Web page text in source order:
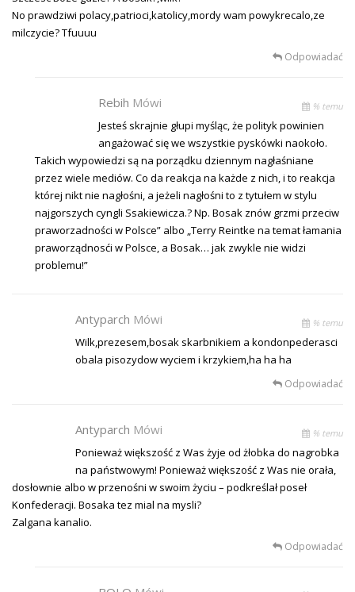
No prawdziwi polacy,patrioci,katolicy,mordy wam powykrecalo,ze
milczycie? Tfuuuu
Odpowiadać
Rebih Mówi % temu
Jesteś skrajnie głupi myśląc, że polityk powinien
angażować się we wszystkie pyskówki naokoło.
Takich wypowiedzi są na porządku dziennym nagłaśniane
przez wiele mediów. Co da reakcja na każde z nich, i to reakcja
której nikt nie nagłośni, a jeżeli nagłośni to z tytułem w stylu
najgorszych cyngli Ssakiewicza.? Np. Bosak znów grzmi przeciw
praworzadności w Polsce” albo „Terry Reintke na temat łamania
praworządnosći w Polsce, a Bosak… jak zwykle nie widzi
problemu!”
Antyparch Mówi % temu
Wilk,prezesem,bosak skarbnikiem a kondonpederasci
obala pisozydow wyciem i krzykiem,ha ha ha
Odpowiadać
Antyparch Mówi % temu
Ponieważ większość z Was żyje od żłobka do nagrobka
na państwowym! Ponieważ większość z Was nie orała,
dosłownie albo w przenośni w swoim życiu – podkreślał poseł
Konfederacji. Bosaka tez mial na mysli?
Zalgana kanalio.
Odpowiadać